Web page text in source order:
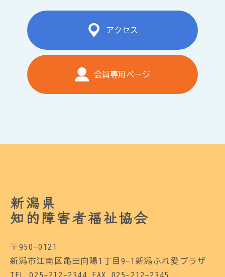
アクセス
会員専用ページ
新潟県
知的障害者福祉協会
〒950-0121
新潟市江南区亀田向陽1丁目9-1新潟ふれ愛プラザ
TEL 025-212-2344 FAX 025-212-2345